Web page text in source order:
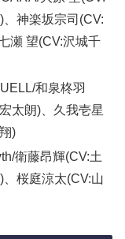
神楽坂宗司(CV:
瀬 望(CV:沢城千
和泉柊羽
太朗)、久我壱星
)
衛藤昂輝(CV:土
桜庭涼太(CV:山